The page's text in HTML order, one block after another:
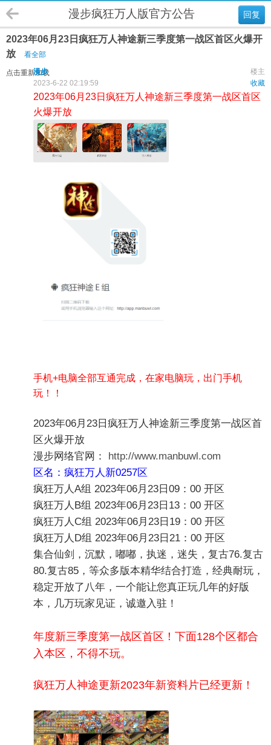
回复
漫步疯狂万人版官方公告
2023年06月23日疯狂万人神途新三季度第一战区首区火爆开
放
看全部
点击重新加载 楼主
漫步
收藏
2023-6-22 02:19:59
2023年06月23日疯狂万人神途新三季度第一战区首区
火爆开放
手机+电脑全部互通完成，在家电脑玩，出门手机
玩！！
2023年06月23日疯狂万人神途新三季度第一战区首
区火爆开放
漫步网络官网：
http://www.manbuwl.com
区名：疯狂万人新0257区
疯狂万人A组 2023年06月23日 09：00 开区
疯狂万人B组 2023年06月23日 13：00 开区
疯狂万人C组 2023年06月23日 19：00 开区
疯狂万人D组 2023年06月23日 21：00 开区
集合仙剑，沉默，嘟嘟，执迷，迷失，复古76.复古
80.复古85，等众多版本精华结合打造，经典耐玩，
稳定开放了八年，一个能让您真正玩几年的好版
本，几万玩家见证，诚邀入驻！
年度新三季度第一战区首区！下面128个区都合
入本区， 不得不玩。
疯狂万人神途更新2023年新资料片已经更新！